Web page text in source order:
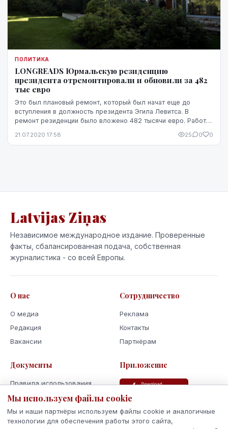
ПОЛИТИКА
LONGREADS Юрмальскую резиденцию
президента отремонтировали и обновили за 482
тыс евро
Это был плановый ремонт, который был начат еще до
вступления в должность президента Эгила Левитса. В
ремонт резиденции было вложено 482 тысячи евро. Работы
21.07.2020 17:58 25 0 0
Latvijas Ziņas
Независимое международное издание. Проверенные
факты, сбалансированная подача, собственная
журналистика - со всей Европы.
О нас
О медиа
Редакция
Вакансии
Сотрудничество
Реклама
Контакты
Партнёрам
Документы
Правила использования
Политика
Использование cookie
Приложение
Мы используем файлы cookie
Мы и наши партнёры используем файлы cookie и аналогичные
технологии для обеспечения работы этого сайта,